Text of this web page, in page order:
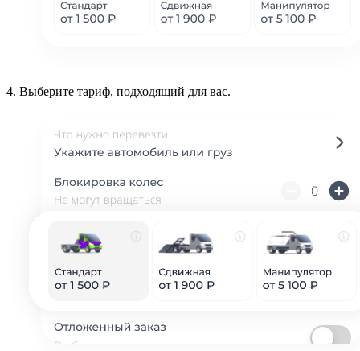
4. Выберите тариф, подходящий для вас.